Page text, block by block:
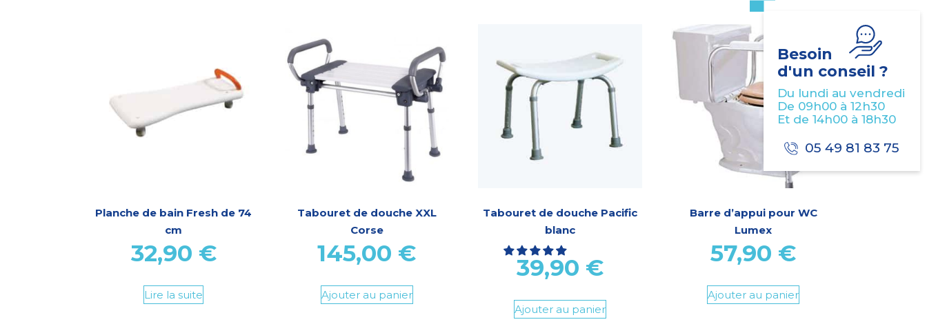
Besoin
d'un conseil ?
Du lundi au vendredi
De 09h00 à 12h30
Et de 14h00 à 18h30
05 49 81 83 75
Planche de bain Fresh de 74
cm
32,90 €
Lire la suite
Tabouret de douche XXL
Corse
145,00 €
Ajouter au panier
Tabouret de douche Pacific
blanc
39,90 €
Ajouter au panier
Barre d’appui pour WC
Lumex
57,90 €
Ajouter au panier